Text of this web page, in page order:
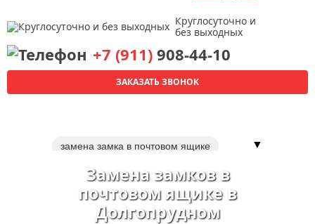
Круглосуточно и
без выходных
+7 (911) 908-44-10
ЗАКАЗАТЬ ЗВОНОК
замена замка в почтовом ящике
перекодировка замков
замки
▼
Замена замков в
почтовом ящике в
Долгопрудном